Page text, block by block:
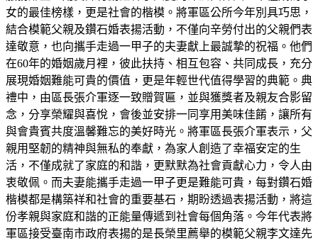
女的最佳榜樣，更是社會的楷模。將軍區公所今年別具巧思，
結合模範父親及鑽石婚表揚活動，不僅向辛勞付出的父親們表
達敬意，也向攜手走過一甲子的夫妻獻上最誠摯的祝福。他們
在60年的婚姻歲月裡，彼此扶持、相互包容、共同成長，充分
展現婚姻難能可貴的價值，更是年輕世代值得學習的典範。典
禮中，由區長張介軍逐一致贈賀匾，並與獲獎者及親友合影留
念，分享榮耀與喜悅，會後並安排一同享用美味佳餚，讓所有
與會貴賓共度溫馨難忘的美好時光。將軍區長張介軍表示，父
親用堅韌的精神與無私的奉獻，為家人創造了幸福安定的生
活，不僅成就了家庭的和諧，更默默為社會貢獻心力，令人由
衷敬佩。而夫妻能攜手走過一甲子更是難能可貴，每對鑽石婚
楷模都是構築祥和社會的重要基石，期盼透過表揚活動，將這
份孝親與家庭和諧的正能量傳遞到社會每個角落。今年代表將
軍區接受臺南市政府表揚的是長榮里薦舉的模範父親李文達先